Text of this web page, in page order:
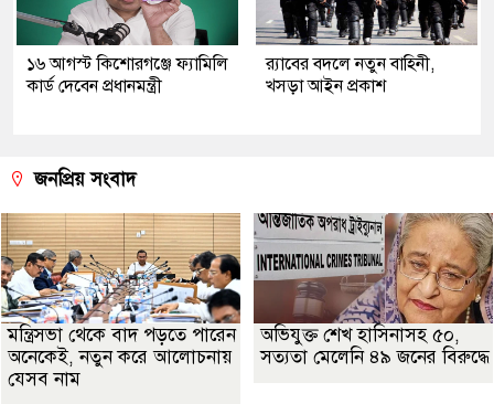
১৬ আগস্ট কিশোরগঞ্জে ফ্যামিলি
কার্ড দেবেন প্রধানমন্ত্রী
র‍্যাবের বদলে নতুন বাহিনী,
খসড়া আইন প্রকাশ
জনপ্রিয় সংবাদ
মন্ত্রিসভা থেকে বাদ পড়তে পারেন
অনেকেই, নতুন করে আলোচনায়
যেসব নাম
অভিযুক্ত শেখ হাসিনাসহ ৫০,
সত্যতা মেলেনি ৪৯ জনের বিরুদ্ধে